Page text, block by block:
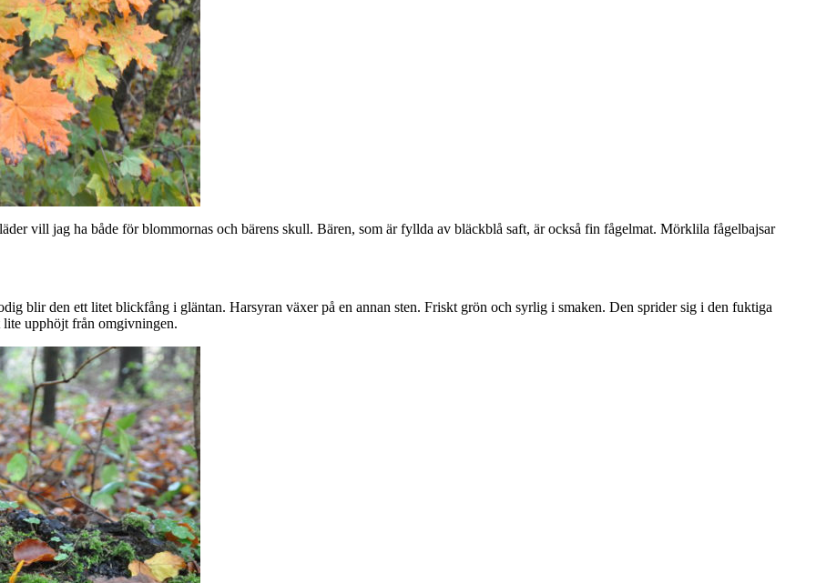
vill jag ha både för blommornas och bärens skull. Bären, som är fyllda av bläckblå saft, är också fin fågelmat. Mörklila fågelbajsar
blir den ett litet blickfång i gläntan. Harsyran växer på en annan sten. Friskt grön och syrlig i smaken. Den sprider sig i den fuktiga
lite upphöjt från omgivningen.